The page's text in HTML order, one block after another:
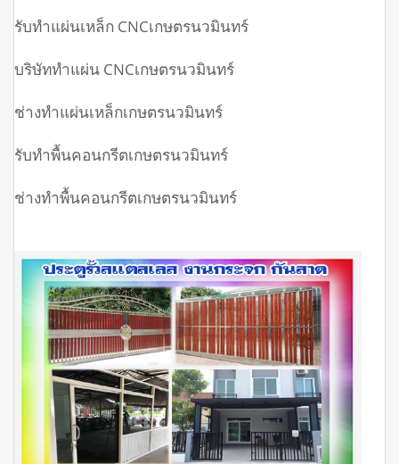
รับทำแผ่นเหล็ก CNCเกษตรนวมินทร์
บริษัททำแผ่น CNCเกษตรนวมินทร์
ช่างทำแผ่นเหล็กเกษตรนวมินทร์
รับทำพื้นคอนกรีตเกษตรนวมินทร์
ช่างทำพื้นคอนกรีตเกษตรนวมินทร์